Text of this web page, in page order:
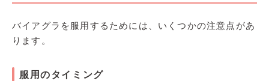
バイアグラを服用するためには、いくつかの注意点があ
ります。
服用のタイミング